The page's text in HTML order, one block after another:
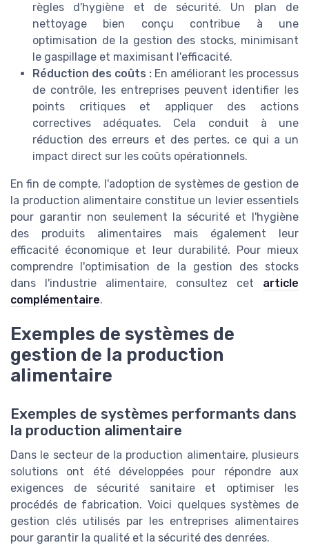
règles d'hygiène et de sécurité. Un plan de
nettoyage bien conçu contribue à une
optimisation de la gestion des stocks, minimisant
le gaspillage et maximisant l'efficacité.
Réduction des coûts : En améliorant les processus
de contrôle, les entreprises peuvent identifier les
points critiques et appliquer des actions
correctives adéquates. Cela conduit à une
réduction des erreurs et des pertes, ce qui a un
impact direct sur les coûts opérationnels.
En fin de compte, l'adoption de systèmes de gestion de
la production alimentaire constitue un levier essentiels
pour garantir non seulement la sécurité et l'hygiène
des produits alimentaires mais également leur
efficacité économique et leur durabilité. Pour mieux
comprendre l'optimisation de la gestion des stocks
dans l'industrie alimentaire, consultez cet article
complémentaire.
Exemples de systèmes de
gestion de la production
alimentaire
Exemples de systèmes performants dans
la production alimentaire
Dans le secteur de la production alimentaire, plusieurs
solutions ont été développées pour répondre aux
exigences de sécurité sanitaire et optimiser les
procédés de fabrication. Voici quelques systèmes de
gestion clés utilisés par les entreprises alimentaires
pour garantir la qualité et la sécurité des denrées.